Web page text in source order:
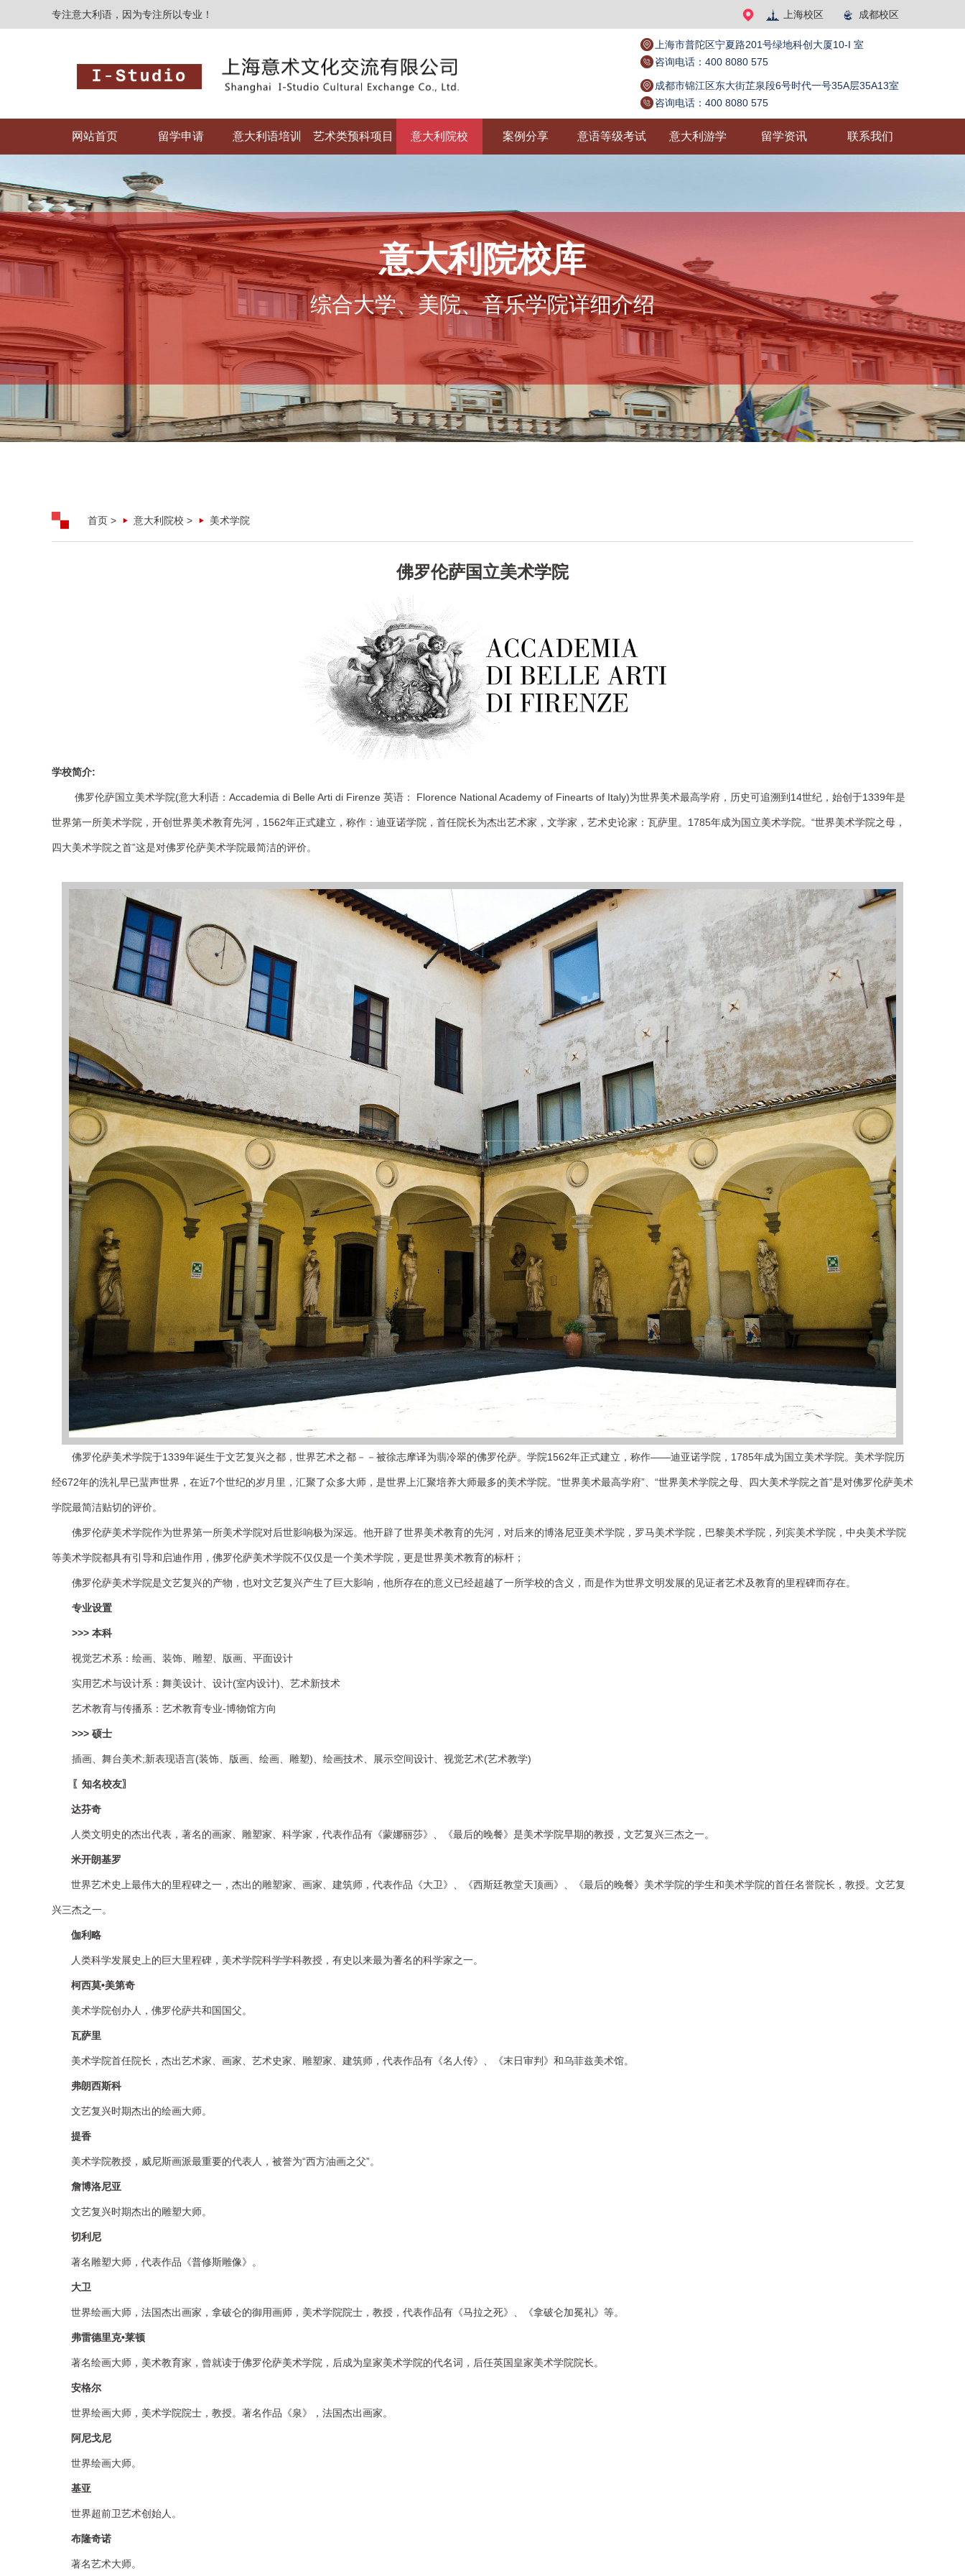
专注意大利语，因为专注所以专业！ 上海校区 成都校区
上海市普陀区宁夏路201号绿地科创大厦10-I 室
咨询电话：400 8080 575
成都市锦江区东大街芷泉段6号时代一号35A层35A13室
咨询电话：400 8080 575
网站首页 留学申请 意大利语培训 艺术类预科项目 意大利院校 案例分享 意语等级考试 意大利游学 留学资讯 联系我们
意大利院校库
综合大学、美院、音乐学院详细介绍
首页 > 意大利院校 > 美术学院
佛罗伦萨国立美术学院
学校简介:
佛罗伦萨国立美术学院(意大利语：Accademia di Belle Arti di Firenze 英语： Florence National Academy of Finearts of Italy)为世界美术最高学府，历史可追溯到14世纪，始创于1339年是
世界第一所美术学院，开创世界美术教育先河，1562年正式建立，称作：迪亚诺学院，首任院长为杰出艺术家，文学家，艺术史论家：瓦萨里。1785年成为国立美术学院。“世界美术学院之母，
四大美术学院之首”这是对佛罗伦萨美术学院最简洁的评价。
佛罗伦萨美术学院于1339年诞生于文艺复兴之都，世界艺术之都－－被徐志摩译为翡冷翠的佛罗伦萨。学院1562年正式建立，称作——迪亚诺学院， 1785年成为国立美术学院。 美术学院历
经672年的洗礼早已蜚声世界，在近7个世纪的岁月里，汇聚了众多大师，是世界上汇聚培养大师最多的美术学院。“世界美术最高学府”、“世界美术学院之母、 四大美术学院之首”是对佛罗伦萨美术
学院最简洁贴切的评价。
佛罗伦萨美术学院作为世界第一所美术学院对后世影响极为深远。他开辟了世界美术教育的先河，对后来的博洛尼亚美术学院，罗马美术学院，巴黎美术学院，列宾美术学院，中央美术学院
等美术学院都具有引导和启迪作用，佛罗伦萨美术学院不仅仅是一个美术学院，更是世界美术教育的标杆；
佛罗伦萨美术学院是文艺复兴的产物，也对文艺复兴产生了巨大影响，他所存在的意义已经超越了一所学校的含义，而是作为世界文明发展的见证者艺术及教育的里程碑而存在。
专业设置
>>> 本科
视觉艺术系：绘画、装饰、雕塑、版画、平面设计
实用艺术与设计系：舞美设计、 设计(室内设计)、艺术新技术
艺术教育与传播系： 艺术教育专业-博物馆方向
>>> 硕士
插画、 舞台美术;新表现语言(装饰、版画、绘画、 雕塑)、绘画技术、展示空间设计、 视觉艺术(艺术教学)
〖 知名校友〗
达芬奇
人类文明史的杰出代表，著名的画家、雕塑家、科学家，代表作品有《蒙娜丽莎》、《最后的晚餐》是美术学院早期的教授，文艺复兴三杰之一。
米开朗基罗
世界艺术史上最伟大的里程碑之一，杰出的雕塑家、画家、建筑师，代表作品《大卫》、《西斯廷教堂天顶画》、《最后的晚餐》美术学院的学生和美术学院的首任名誉院长，教授。文艺复
兴三杰之一。
伽利略
人类科学发展史上的巨大里程碑，美术学院科学学科教授，有史以来最为蓍名的科学家之一。
柯西莫•美第奇
美术学院创办人，佛罗伦萨共和国国父。
瓦萨里
美术学院首任院长，杰出艺术家、画家、艺术史家、雕塑家、建筑师，代表作品有《名人传》、《末日审判》和乌菲兹美术馆。
弗朗西斯科
文艺复兴时期杰出的绘画大师。
提香
美术学院教授，威尼斯画派最重要的代表人，被誉为“西方油画之父”。
詹博洛尼亚
文艺复兴时期杰出的雕塑大师。
切利尼
著名雕塑大师，代表作品《普修斯雕像》。
大卫
世界绘画大师，法国杰出画家，拿破仑的御用画师，美术学院院士，教授，代表作品有《马拉之死》、《拿破仑加冕礼》等。
弗雷德里克•莱顿
著名绘画大师，美术教育家，曾就读于佛罗伦萨美术学院，后成为皇家美术学院的代名词，后任英国皇家美术学院院长。
安格尔
世界绘画大师，美术学院院士，教授。著名作品《泉》，法国杰出画家。
阿尼戈尼
世界绘画大师。
基亚
世界超前卫艺术创始人。
布隆奇诺
著名艺术大师。